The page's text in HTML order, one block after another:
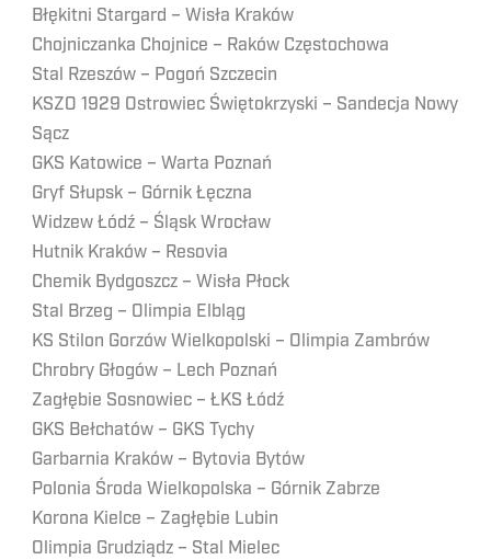
Błękitni Stargard – Wisła Kraków
Chojniczanka Chojnice – Raków Częstochowa
Stal Rzeszów – Pogoń Szczecin
KSZO 1929 Ostrowiec Świętokrzyski – Sandecja Nowy
Sącz
GKS Katowice – Warta Poznań
Gryf Słupsk – Górnik Łęczna
Widzew Łódź – Śląsk Wrocław
Hutnik Kraków – Resovia
Chemik Bydgoszcz – Wisła Płock
Stal Brzeg – Olimpia Elbląg
KS Stilon Gorzów Wielkopolski – Olimpia Zambrów
Chrobry Głogów – Lech Poznań
Zagłębie Sosnowiec – ŁKS Łódź
GKS Bełchatów – GKS Tychy
Garbarnia Kraków – Bytovia Bytów
Polonia Środa Wielkopolska – Górnik Zabrze
Korona Kielce – Zagłębie Lubin
Olimpia Grudziądz – Stal Mielec